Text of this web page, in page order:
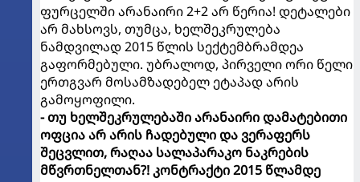
ფურცელში არანაირი 2+2 არ წერია! დეტალები
არ მახსოვს, თუმცა, ხელშეკრულება
ნამდვილად 2015 წლის სექტემბრამდეა
გაფორმებული. უბრალოდ, პირველი ორი წელი
ერთგვარ მოსამზადებელ ეტაპად არის
გამოყოფილი.
- თუ ხელშეკრულებაში არანაირი დამატებითი
ოფცია არ არის ჩადებული და ვერაფერს
შეცვლით, რაღაა სალაპარაკო ნაკრების
მწვრთნელთან?! კონტრაქტი 2015 წლამდე